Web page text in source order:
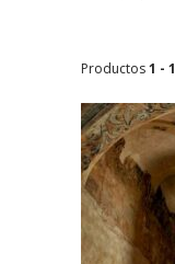
Productos1 - 1